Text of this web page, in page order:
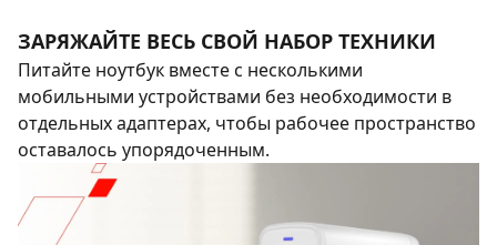
ЗАРЯЖАЙТЕ ВЕСЬ СВОЙ НАБОР ТЕХНИКИ
Питайте ноутбук вместе с несколькими
мобильными устройствами без необходимости в
отдельных адаптерах, чтобы рабочее пространство
оставалось упорядоченным.